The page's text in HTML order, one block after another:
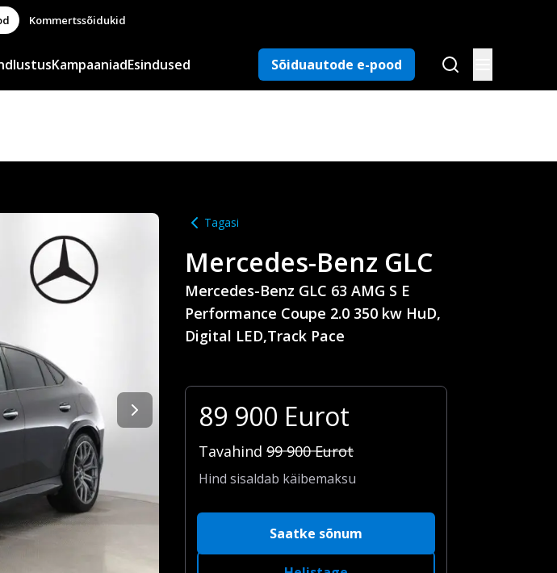
Kommertssõidukid
KampaaniadEsindused Sõiduautode e-pood
Tagasi
Mercedes-Benz GLC
Mercedes-Benz GLC 63 AMG S E
Performance Coupe 2.0 350 kw HuD,
Digital LED,Track Pace
89 900 Eurot
Tavahind 99 900 Eurot
Hind sisaldab käibemaksu
Saatke sõnum